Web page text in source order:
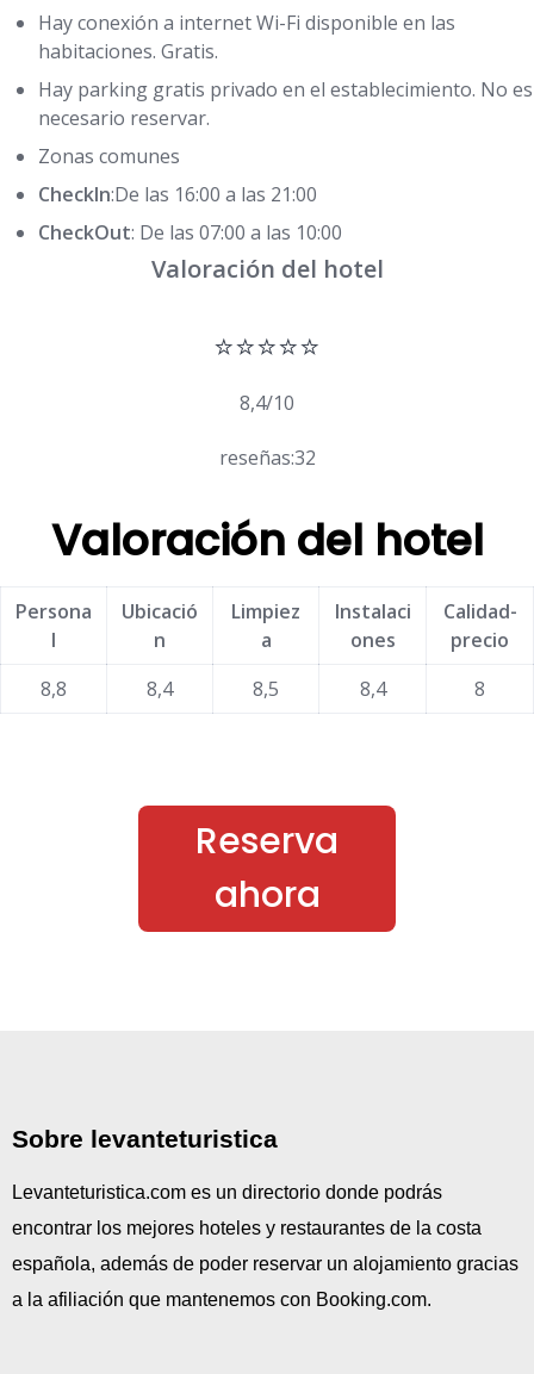
Hay conexión a internet Wi-Fi disponible en las
habitaciones. Gratis.
Hay parking gratis privado en el establecimiento. No es
necesario reservar.
Zonas comunes
CheckIn:De las 16:00 a las 21:00
CheckOut: De las 07:00 a las 10:00
Valoración del hotel
⭐⭐⭐⭐⭐
8,4/10
reseñas:32
Valoración del hotel
Persona
l
Ubicació
n
Limpiez
a
Instalaci
ones
Calidad-
precio
8,8
8,4 8,5 8,4 8
Reserva
ahora
Sobre levanteturistica
Levanteturistica.com es un directorio donde podrás
encontrar los mejores hoteles y restaurantes de la costa
española, además de poder reservar un alojamiento gracias
a la afiliación que mantenemos con Booking.com.